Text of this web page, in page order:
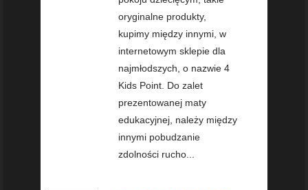
oryginalne produkty,
kupimy między innymi, w
internetowym sklepie dla
najmłodszych, o nazwie 4
Kids Point. Do zalet
prezentowanej maty
edukacyjnej, należy między
innymi pobudzanie
zdolności rucho...